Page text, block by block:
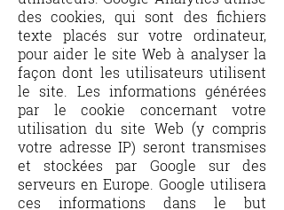
des cookies, qui sont des fichiers
texte placés sur votre ordinateur,
pour aider le site Web à analyser la
façon dont les utilisateurs utilisent
le site. Les informations générées
par le cookie concernant votre
utilisation du site Web (y compris
votre adresse IP) seront transmises
et stockées par Google sur des
serveurs en Europe. Google utilisera
ces informations dans le but